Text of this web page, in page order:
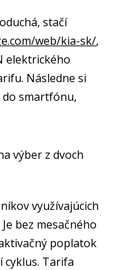
stačí
web/kia-sk/,
elektrického
Následne si
do smartfónu,
výber z dvoch
využívajúcich
bez mesačného
poplatok
cyklus. Tarifa